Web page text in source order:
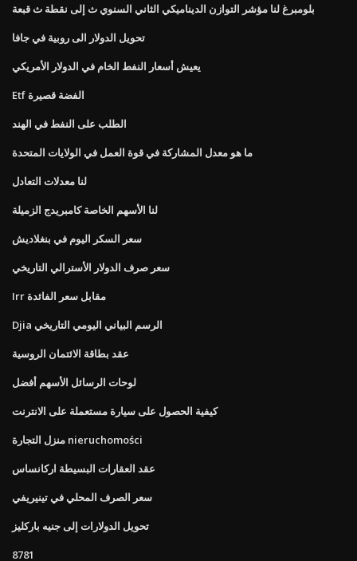
بلومبرغ لنا مؤشر التوازن الديناميكي الثاني السنوي ث إلى نقطة ث قبعة
تحويل الدولار الى روبية في جافا
يعيش أسعار النفط الخام في الدولار الأمريكي
Etf الفضة قصيرة
الطلب على النفط في الهند
ما هو معدل المشاركة في قوة العمل في الولايات المتحدة
لنا معدلات التعادل
لنا الأسهم الخاصة كامبريدج الزميلة
سعر السكر اليوم في بنغلاديش
سعر صرف الدولار الأسترالي التاريخي
Irr مقابل سعر الفائدة
Djia الرسم البياني اليومي التاريخي
عقد بطاقة الائتمان الروسية
لوحات الرسائل الأسهم أفضل
كيفية الحصول على سيارة مستعملة على الانترنت
منزل التجارة nieruchomości
عقد العقارات البسيطة اركانساس
سعر الصرف المحلي في تينيريفي
تحويل الدولارات إلى جنيه باركليز
8781